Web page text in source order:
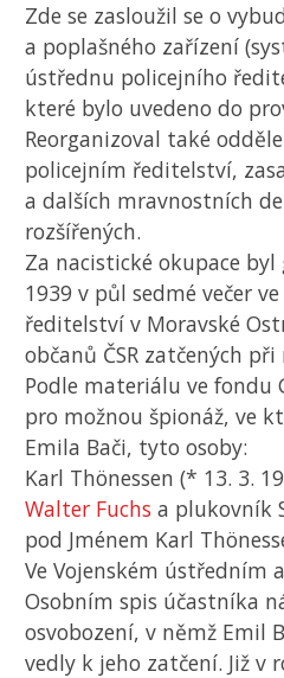
Zde se zasloužil se o
a poplašného zařízení
ústřednu policejního
které bylo uvedeno do
Reorganizoval také
policejním ředitelství,
a dalších mravnostních
rozšířených.
Za nacistické okupace
1939 v půl sedmé večer
ředitelství v Moravské
občanů ČSR zatčených při
Podle materiálu ve fondu
pro možnou špionáž, ve
Emila Bači, tyto osoby:
Karl Thönessen (* 13. 3.
Walter Fuchs a plukovník
pod Jménem Karl
Ve Vojenském ústředním
Osobním spis účastníka
osvobození, v němž Emil
vedly k jeho zatčení. Již v